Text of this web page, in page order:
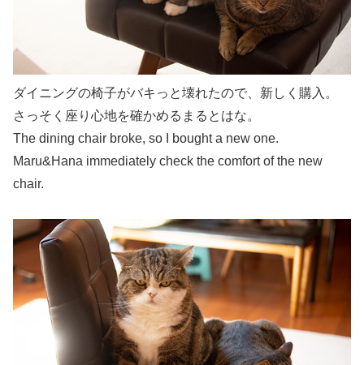
ダイニングの椅子がバキっと壊れたので、新しく購入。
さっそく座り心地を確かめるまるとはな。
The dining chair broke, so I bought a new one.
Maru&Hana immediately check the comfort of the new
chair.